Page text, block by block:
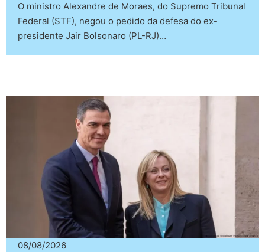
O ministro Alexandre de Moraes, do Supremo Tribunal
Federal (STF), negou o pedido da defesa do ex-
presidente Jair Bolsonaro (PL-RJ)…
08/08/2026